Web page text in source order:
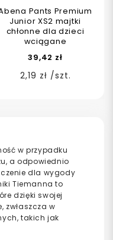
Pants Premium
Junior XS2 majtki
chłonne dla dzieci
wciągane
39,42 zł
2,19 zł /szt.
w przypadku
a odpowiednio
dla wygody
Tiemanna to
dzięki swojej
zwłaszcza w
takich jak